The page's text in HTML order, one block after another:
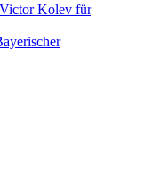
Kolev für